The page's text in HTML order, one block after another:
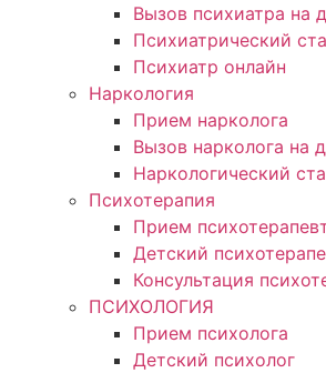
Вызов психиатра на
Психиатрический
Психиатр онлайн
Наркология
Прием нарколога
Вызов нарколога на
Наркологический
Психотерапия
Прием
Детский
Консультация
ПСИХОЛОГИЯ
Прием психолога
Детский психолог